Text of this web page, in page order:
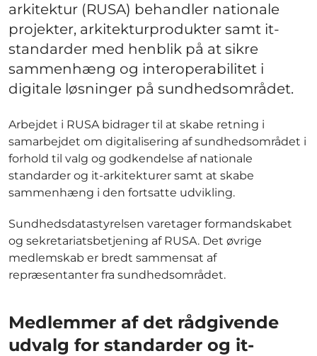
arkitektur (RUSA) behandler nationale
projekter, arkitekturprodukter samt it-
standarder med henblik på at sikre
sammenhæng og interoperabilitet i
digitale løsninger på sundhedsområdet.
Arbejdet i RUSA bidrager til at skabe retning i
samarbejdet om digitalisering af sundhedsområdet i
forhold til valg og godkendelse af nationale
standarder og it-arkitekturer samt at skabe
sammenhæng i den fortsatte udvikling.
Sundhedsdatastyrelsen varetager formandskabet
og sekretariatsbetjening af RUSA. Det øvrige
medlemskab er bredt sammensat af
repræsentanter fra sundhedsområdet.
Medlemmer af det rådgivende
udvalg for standarder og it-